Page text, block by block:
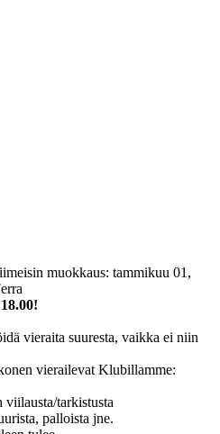
muokkaus: tammikuu 01,
vieraita suuresta, vaikka ei niin
vierailevat Klubillamme:
viilausta/tarkistusta
palloista jne.